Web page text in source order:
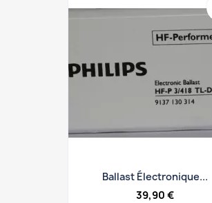
Ballast Électronique...
39,90 €